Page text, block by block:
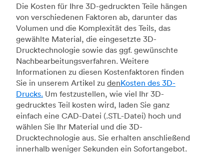
Die Kosten für Ihre 3D-gedruckten Teile hängen
von verschiedenen Faktoren ab, darunter das
Volumen und die Komplexität des Teils, das
gewählte Material, die eingesetzte 3D-
Drucktechnologie sowie das ggf. gewünschte
Nachbearbeitungsverfahren. Weitere
Informationen zu diesen Kostenfaktoren finden
Sie in unserem Artikel zu denKosten des 3D-
Drucks. Um festzustellen, wie viel Ihr 3D-
gedrucktes Teil kosten wird, laden Sie ganz
einfach eine CAD-Datei (.STL-Datei) hoch und
wählen Sie Ihr Material und die 3D-
Drucktechnologie aus. Sie erhalten anschließend
innerhalb weniger Sekunden ein Sofortangebot.